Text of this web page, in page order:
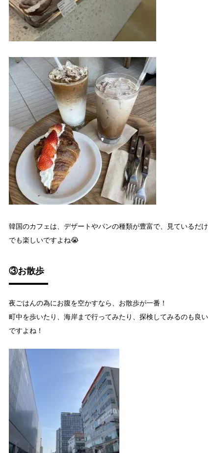
韓国のカフェは、デザートやパンの種類が豊富で、見ているだけ
でも楽しいですよね😭
③お散歩
夜ごはんの為にお腹を空かすなら、お散歩が一番！
町中を歩いたり、海岸まで行ってみたり、探検してみるのも良い
ですよね！